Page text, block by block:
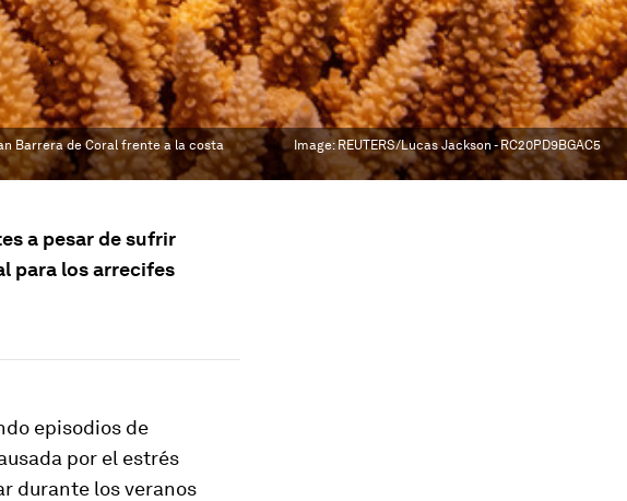
Barrera de Coral frente a la costa
Image:REUTERS/Lucas Jackson - RC20PD9BGAC5
a pesar de sufrir
para los arrecifes
episodios de
por el estrés
durante los veranos